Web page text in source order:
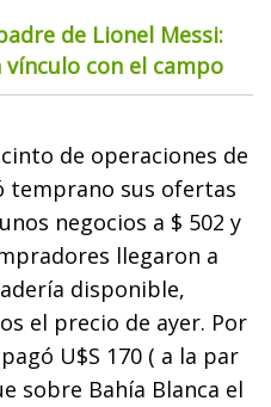
de Lionel Messi:
con el campo
de operaciones de
temprano sus ofertas
negocios a $ 502 y
llegaron a
disponible,
el precio de ayer. Por
U$S 170 ( a la par
sobre Bahía Blanca el